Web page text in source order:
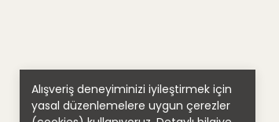
Alışveriş deneyiminizi iyileştirmek için
yasal düzenlemelere uygun çerezler